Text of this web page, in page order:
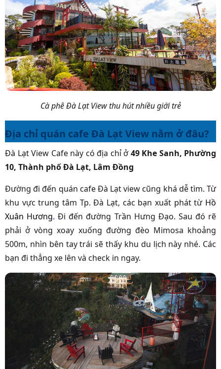
Cà phê Đà Lạt View thu hút nhiều giới trẻ
Địa chỉ quán cafe Đà Lạt View nằm ở đâu?
Đà Lạt View Cafe này có địa chỉ ở49 Khe Sanh, Phường
10, Thành phố Đà Lạt, Lâm Đồng
Đường đi đến quán cafe Đà Lạt view cũng khá dễ tìm. Từ
khu vực trung tâm Tp. Đà Lạt, các bạn xuất phát từ Hồ
Xuân Hương.Đi đến đường Trần Hưng Đạo. Sau đó rẽ
phải ở vòng xoay xuống đường đèo Mimosa khoảng
500m, nhìn bên tay trái sẽ thấy khu du lịch này nhé. Các
bạn đi thẳng xe lên và check in ngay.